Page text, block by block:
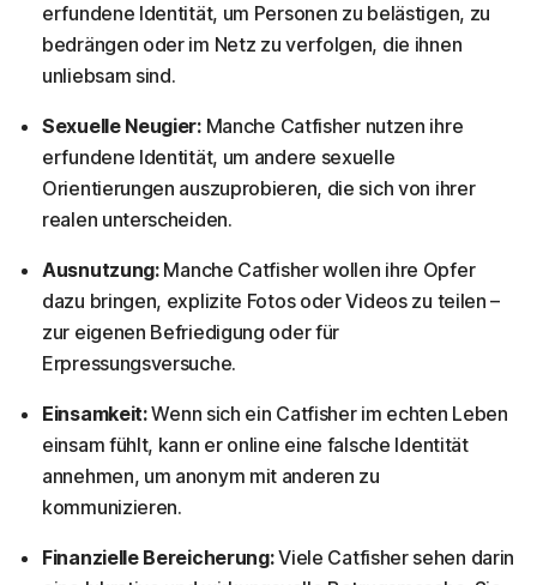
erfundene Identität, um Personen zu belästigen, zu
bedrängen oder im Netz zu verfolgen, die ihnen
unliebsam sind.
Sexuelle Neugier:Manche Catfisher nutzen ihre
erfundene Identität, um andere sexuelle
Orientierungen auszuprobieren, die sich von ihrer
realen unterscheiden.
Ausnutzung:Manche Catfisher wollen ihre Opfer
dazu bringen, explizite Fotos oder Videos zu teilen –
zur eigenen Befriedigung oder für
Erpressungsversuche.
Einsamkeit:Wenn sich ein Catfisher im echten Leben
einsam fühlt, kann er online eine falsche Identität
annehmen, um anonym mit anderen zu
kommunizieren.
Finanzielle Bereicherung:Viele Catfisher sehen darin